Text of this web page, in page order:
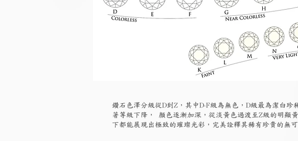
鑽石色澤分級從D到Z，其中D-F級為無色，D級最為潔白
著等級下降， 顏色逐漸加深，從淡黃色過渡至Z級的明顯
下都能展現出極致的璀璨光彩，完美詮釋其稀有珍貴的無可